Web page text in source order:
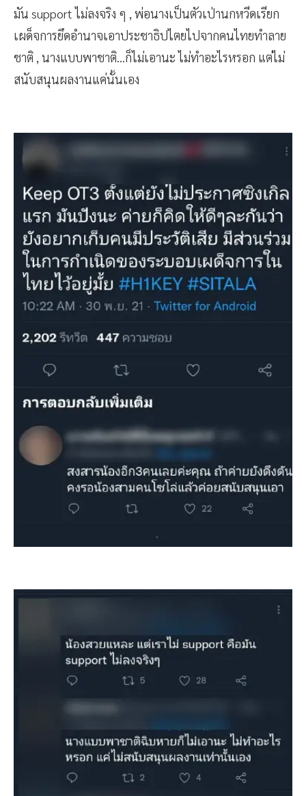
มัน support ไม่ลงจริง ๆ , พ่อนางเป็นตัวเป่านกหวีดเรียก
เผด็จการยึดอำนาจเอาประชาธิปไตยไปจากคนไทยทำลาย
ชาติ , นางแบบพาชาติ...ก็ไม่เอานะ ไม่ทำอะไรหรอก แต่ไม่
สนับสนุนผลงานแค่นั้นเอง